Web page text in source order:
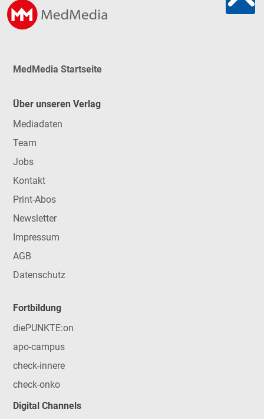
MedMedia Startseite
Über unseren Verlag
Mediadaten
Team
Jobs
Kontakt
Print-Abos
Newsletter
Impressum
AGB
Datenschutz
Fortbildung
diePUNKTE:on
apo-campus
check-innere
check-onko
Digital Channels